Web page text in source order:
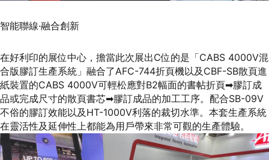
智能聯線·融合創新
在好利印的展位中心，擔當此次展出C位的是「CABS 4000V混
合版膠訂生產系統」融合了AFC-744折頁機以及CBF-SB散頁進
紙裝置的CABS 4000V可輕松應對B2幅面的書帖折頁➡膠訂成
品或完成尺寸的散頁書芯➡膠訂成品的加工工序。配合SB-09V
不俗的膠訂效能以及HT-1000V利落的裁切水準。本套生產系統
在靈活性及延伸性上都能為用戶帶來非常可觀的生產體驗。